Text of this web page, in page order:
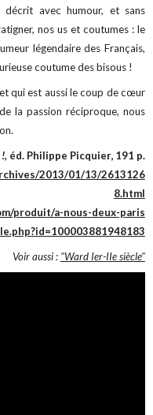
décrit avec humour, et sans
nos us et coutumes : le
légendaire des Français,
coutume des bisous !
qui est aussi le coup de cœur
la passion réciproque, nous
éd. Philippe Picquier, 191 p.
2013/01/13/2613126
8.html
produit/a-nous-deux-paris
Voir aussi : "Ward Ier-IIe siècle"